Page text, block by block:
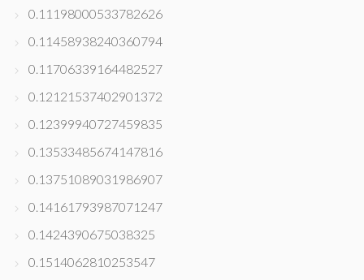
0.11198000533782626
0.11458938240360794
0.11706339164482527
0.12121537402901372
0.12399940727459835
0.13533485674147816
0.13751089031986907
0.14161793987071247
0.1424390675038325
0.1514062810253547